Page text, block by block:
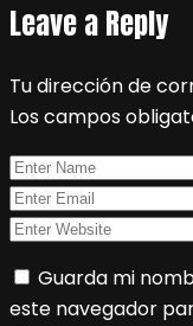
Leave a Reply
Tu dirección de
Los campos
Guarda mi
este navegador